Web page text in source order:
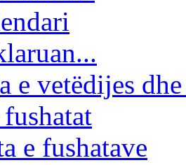
e vetëdijes
e fushatave